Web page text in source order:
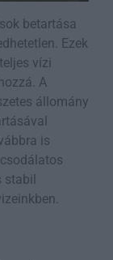
betartása
Ezek
vízi
A
állomány
is
stabil